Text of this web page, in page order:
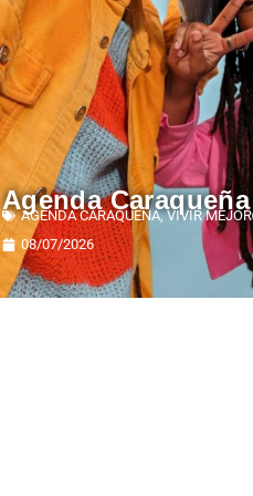
Agenda Caraqueña
AGENDA CARAQUEÑA,VIVIR MEJOR
08/07/2026